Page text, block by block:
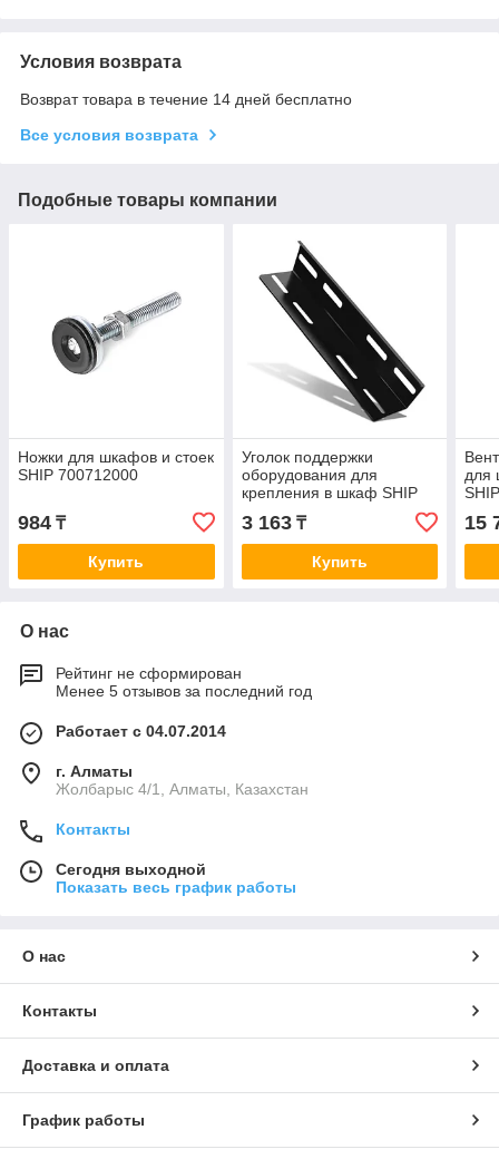
Условия возврата
Возврат товара в течение 14 дней бесплатно
Все условия возврата
Подобные товары компании
Ножки для шкафов и стоек
SHIP 700712000
984 ₸
Купить
Уголок поддержки
оборудования для
крепления в шкаф SHIP
701312100
3 163₸
Купить
для
15
О нас
Рейтинг не сформирован
Менее 5 отзывов за последний год
Работает с 04.07.2014
г. Алматы
Жолбарыс 4/1, Алматы, Казахстан
Контакты
Сегодня выходной
Показать весь график работы
О нас
Контакты
Доставка и оплата
График работы